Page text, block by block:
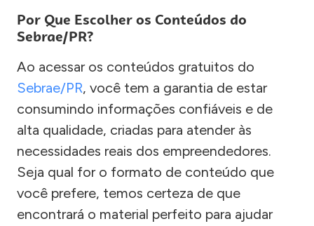
Por Que Escolher os Conteúdos do
Sebrae/PR?
Ao acessar os conteúdos gratuitos do
Sebrae/PR, você tem a garantia de estar
consumindo informações confiáveis e de
alta qualidade, criadas para atender às
necessidades reais dos empreendedores.
Seja qual for o formato de conteúdo que
você prefere, temos certeza de que
encontrará o material perfeito para ajudar